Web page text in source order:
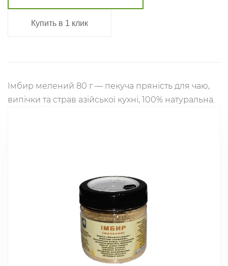
Купить в 1 клик
Імбир мелений 80 г — пекуча пряність для чаю,
випічки та страв азійської кухні, 100% натуральна.